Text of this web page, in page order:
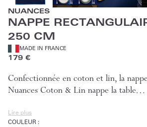
NUANCES
NAPPE
250 CM
MADE IN FRANCE
179 €
Confectionnée en coton et lin, la
Nuances Coton & Lin nappe la table…
Lire plus
COULEUR :